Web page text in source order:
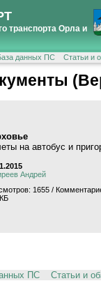
транспорта Орла и
данных ПС Статьи и
на автобус и
Aндpeй
1655 /
ПС Статьи и